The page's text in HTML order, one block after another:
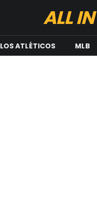
ALL IN
LOS ATLÉTICOS MLB